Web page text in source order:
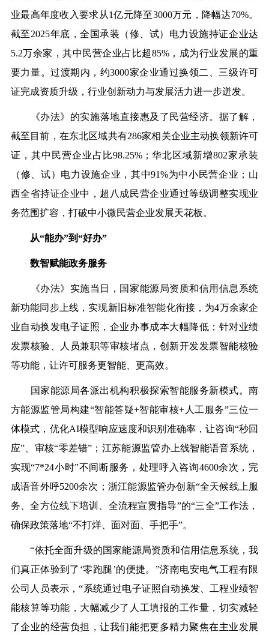
业最高年度收入要求从1亿元降至3000万元，降幅达70%。
截至2025年底，全国承装（修、试）电力设施持证企业达
5.2万余家，其中民营企业占比超85%，成为行业发展的重
要力量。过渡期内，约3000家企业通过换领二、三级许可
证完成资质升级，行业创新动力与发展活力进一步迸发。
《办法》 的实施落地直接惠及 了 民营经济。 据了解，
截至目前，在东北区域共有286家相关企业主动换领新许可
证， 其中 民营企业占比98.25%；华北区域新增802家承装
（修、试）电力设施企业， 其中91%为中小民营企业；山
西全省持证企业中，超八成民营企业通过等级调整实现业
务范围扩容，打破中小微民营企业发展天花板。
从“能办”到“好办”
数智赋能政务服务
《办法》实施当日，国家能源局资质和信用信息系统
新功能同步上线，实现新旧标准智能化衔接，为4万余家企
业自动换发电子证照，企业办事成本大幅降低； 针对业绩
发票核验、人员兼职等审核堵点，创新开发发票智能核验
等功能，让许可服务更智能、更高效。
国家能源局各派出机构积极探索智能服务新模式。南
方能源监管局构建“智能答疑+智能审核+人工服务”三位一
体模式，优化AI模型响应速度和识别准确率，让咨询“秒回
应”、审核“零差错”；江苏能源监管办上线智能语音系统，
实现“7*24小时”不间断服务，处理呼入咨询4600余次，完
成语音外呼5200余次；浙江能源监管办创新“全天候线上服
务、全方位线下培训、全流程宣贯指导”的“三全”工作法，
确保政策落地“不打烊、面对面、手把手”。
“依托全面升级的国家能源局资质和信用信息系统，我
们真正体验到了‘零跑腿’的便捷。”济南电安电气工程有限
公司 人员表示，“系统通过电子证照自动换发、工程业绩智
能核算等功能，大幅减少了人工填报的工作量，切实减轻
了企业的经营负担，让我们能把更多精力聚焦在主业发展